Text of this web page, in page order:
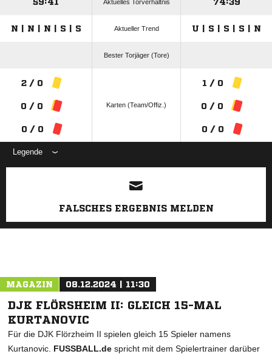
59:41 Aktuelles Torverhältnis 74:39
N | N | N | S | S Aktueller Trend U | S | S | S | N
Bester Torjäger (Tore)
2 / 0
0 / 0
0 / 0
Karten (Team/Offiz.)
1 / 0
0 / 0
0 / 0
Legende
ANZEIGE
FALSCHES ERGEBNIS MELDEN
MAGAZIN 08.12.2024 | 11:30
DJK FLÖRSHEIM II: GLEICH 15-MAL
KURTANOVIC
Für die DJK Flörzheim II spielen gleich 15 Spieler namens
Kurtanovic. FUSSBALL.de spricht mit dem Spielertrainer darüber